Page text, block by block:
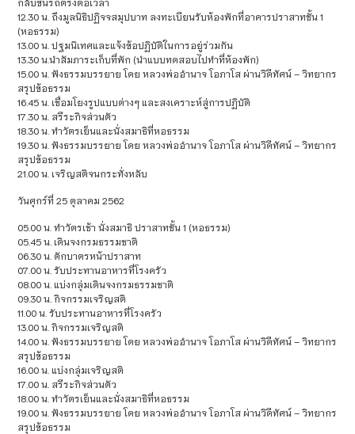
12.30 น. ถึงมูลนิธิปฏิจจสมุปบาท ลงทะเบียนรับห้องพักที่อาคารปราสาทชั้น 1
(หอธรรม)
13.00 น. ปฐมนิเทศและแจ้งข้อปฏิบัติในการอยู่ร่วมกัน
13.30 น.นำสัมภาระเก็บที่พัก (นำแบบทดสอบไปทำที่ห้องพัก)
15.00 น. ฟังธรรมบรรยาย โดย หลวงพ่ออำนาจ โอภาโส ผ่านวิดีทัศน์ – วิทยากร
สรุปข้อธรรม
16.45 น. เชื่อมโยงรูปแบบต่างๆ และสงเคราะห์สู่การปฏิบัติ
17.30 น. สรีระกิจส่วนตัว
18.30 น. ทำวัตรเย็นและนั่งสมาธิที่หอธรรม
19.30 น. ฟังธรรมบรรยาย โดย หลวงพ่ออำนาจ โอภาโส ผ่านวิดีทัศน์ – วิทยากร
สรุปข้อธรรม
21.00 น. เจริญสติจนกระทั่งหลับ
วันศุกร์ที่ 25 ตุลาคม 2562
05.00 น. ทำวัตรเช้า นั่งสมาธิ ปราสาทชั้น 1 (หอธรรม)
05.45 น. เดินจงกรมธรรมชาติ
06.30 น. ตักบาตรหน้าปราสาท
07.00 น. รับประทานอาหารที่โรงครัว
08.00 น. แบ่งกลุ่มเดินจงกรมธรรมชาติ
09.30 น. กิจกรรมเจริญสติ
11.00 น. รับประทานอาหารที่โรงครัว
13.00 น. กิจกรรมเจริญสติ
14.00 น. ฟังธรรมบรรยาย โดย หลวงพ่ออำนาจ โอภาโส ผ่านวิดีทัศน์ – วิทยากร
สรุปข้อธรรม
16.00 น. แบ่งกลุ่มเจริญสติ
17.00 น. สรีระกิจส่วนตัว
18.00 น. ทำวัตรเย็นและนั่งสมาธิที่หอธรรม
19.00 น. ฟังธรรมบรรยาย โดย หลวงพ่ออำนาจ โอภาโส ผ่านวิดีทัศน์ – วิทยากร
สรุปข้อธรรม